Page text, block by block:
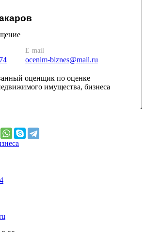
E-mail
ocenim-biznes@mail.ru
оценщик по оценке
имущества, бизнеса